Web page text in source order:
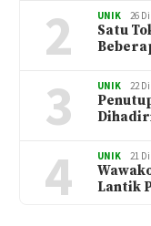
2 UNIK 26
Satu
3 UNIK 22
4 UNIK 21
Lantik